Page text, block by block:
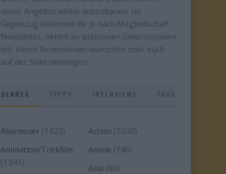
unser Angebot weiter auszubauen. Im
Gegenzug bekommt ihr je nach Mitgliedschaft
Newsletter, nehmt an exklusiven Gewinnspielen
teil, könnt Rezensionen wünschen oder euch
auf der Seite verewigen.
GENRES
Abenteuer (1.623) Action (2.030)
Animation/Trickfilm
(1.941)
Anime (740)
Asia (60)